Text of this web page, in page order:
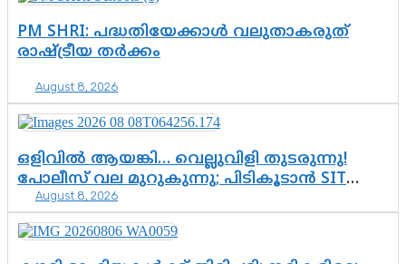
PM SHRI: പദ്ധതിയേക്കാൾ വലുതാകരുത്
രാഷ്ട്രീയ തർക്കം
August 8, 2026
ഒളിവിൽ ആയങ്കി… വെല്ലുവിളി തുടരുന്നു!
പോലീസ് വല മുറുകുന്നു; പിടികൂടാൻ SIT
രംഗത്ത്. ഇനി ചോദ്യം ആയങ്കി എവിടെ
എന്നത് മാത്രം അല്ല—ആയങ്കി
കസ്റ്റഡിയിലായാൽ പുറത്തുവരുക
എന്തൊക്കെ വിവരങ്ങൾ?”
August 8, 2026